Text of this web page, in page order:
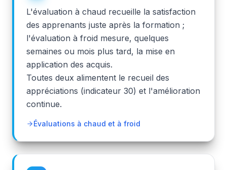
L'évaluation à chaud recueille la satisfaction
des apprenants juste après la formation ;
l'évaluation à froid mesure, quelques
semaines ou mois plus tard, la mise en
application des acquis.
Toutes deux alimentent le recueil des
appréciations (indicateur 30) et l'amélioration
continue.
Évaluations à chaud et à froid